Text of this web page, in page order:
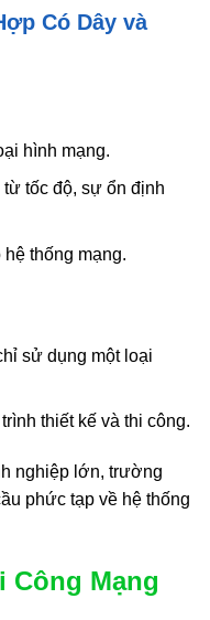
Có Dây và
hình mạng.
tốc độ, sự ổn định
thống mạng.
sử dụng một loại
thiết kế và thi công.
nghiệp lớn, trường
phức tạp về hệ thống
Công Mạng